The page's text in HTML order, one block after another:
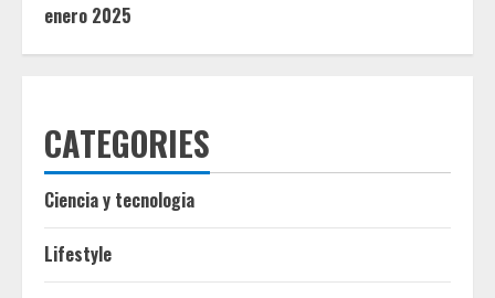
enero 2025
CATEGORIES
Ciencia y tecnologia
Lifestyle